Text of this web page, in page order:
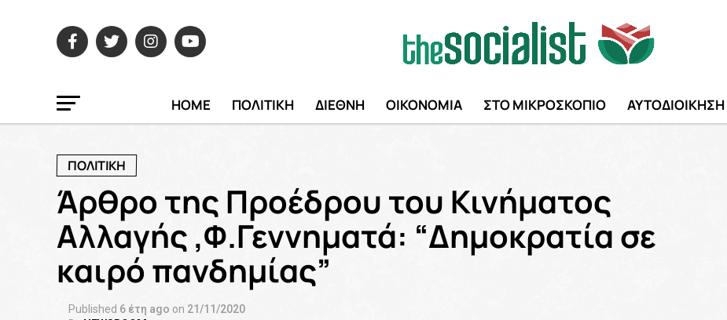
HOME ΠΟΛΙΤΙΚΗ ΔΙΕΘΝΗ ΟΙΚΟΝΟΜΙΑ ΣΤΟ ΜΙΚΡΟΣΚΟΠΙΟ ΑΥΤΟΔΙΟΙΚΗΣΗ
ΠΟΛΙΤΙΚΗ
Άρθρο της Προέδρου του Κινήματος
Αλλαγής ,Φ.Γεννηματά: “Δημοκρατία σε
καιρό πανδημίας”
Published 6 έτη ago on 21/11/2020